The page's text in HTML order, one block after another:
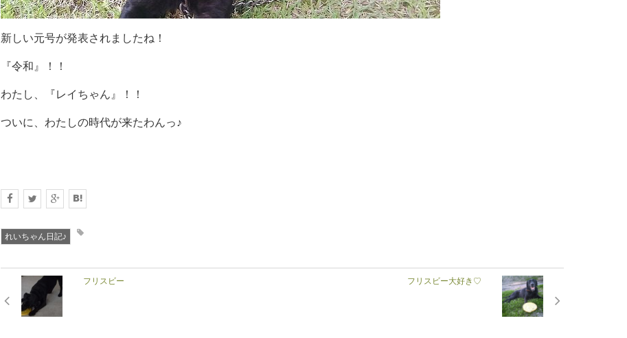
新しい元号が発表されましたね！
『令和』！！
わたし、『レイちゃん』！！
ついに、わたしの時代が来たわんっ♪
れいちゃん日記♪
フリスビー フリスビー大好き♡